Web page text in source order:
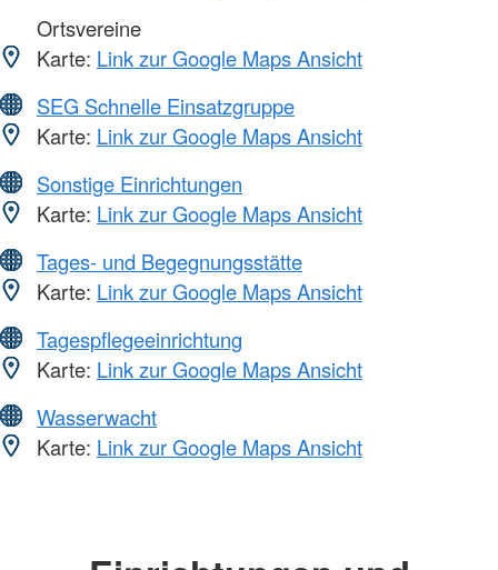
Ortsvereine
Karte: Link zur Google Maps Ansicht
SEG Schnelle Einsatzgruppe
Karte: Link zur Google Maps Ansicht
Sonstige Einrichtungen
Karte: Link zur Google Maps Ansicht
Tages- und Begegnungsstätte
Karte: Link zur Google Maps Ansicht
Tagespflegeeinrichtung
Karte: Link zur Google Maps Ansicht
Wasserwacht
Karte: Link zur Google Maps Ansicht